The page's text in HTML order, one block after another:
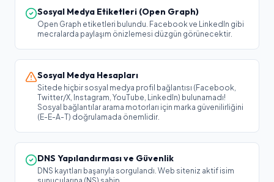
Sosyal Medya Etiketleri (Open Graph)
Open Graph etiketleri bulundu. Facebook ve LinkedIn gibi
mecralarda paylaşım önizlemesi düzgün görünecektir.
Sosyal Medya Hesapları
Sitede hiçbir sosyal medya profil bağlantısı (Facebook,
Twitter/X, Instagram, YouTube, LinkedIn) bulunamadı!
Sosyal bağlantılar arama motorları için marka güvenilirliğini
(E-E-A-T) doğrulamada önemlidir.
DNS Yapılandırması ve Güvenlik
DNS kayıtları başarıyla sorgulandı. Web siteniz aktif isim